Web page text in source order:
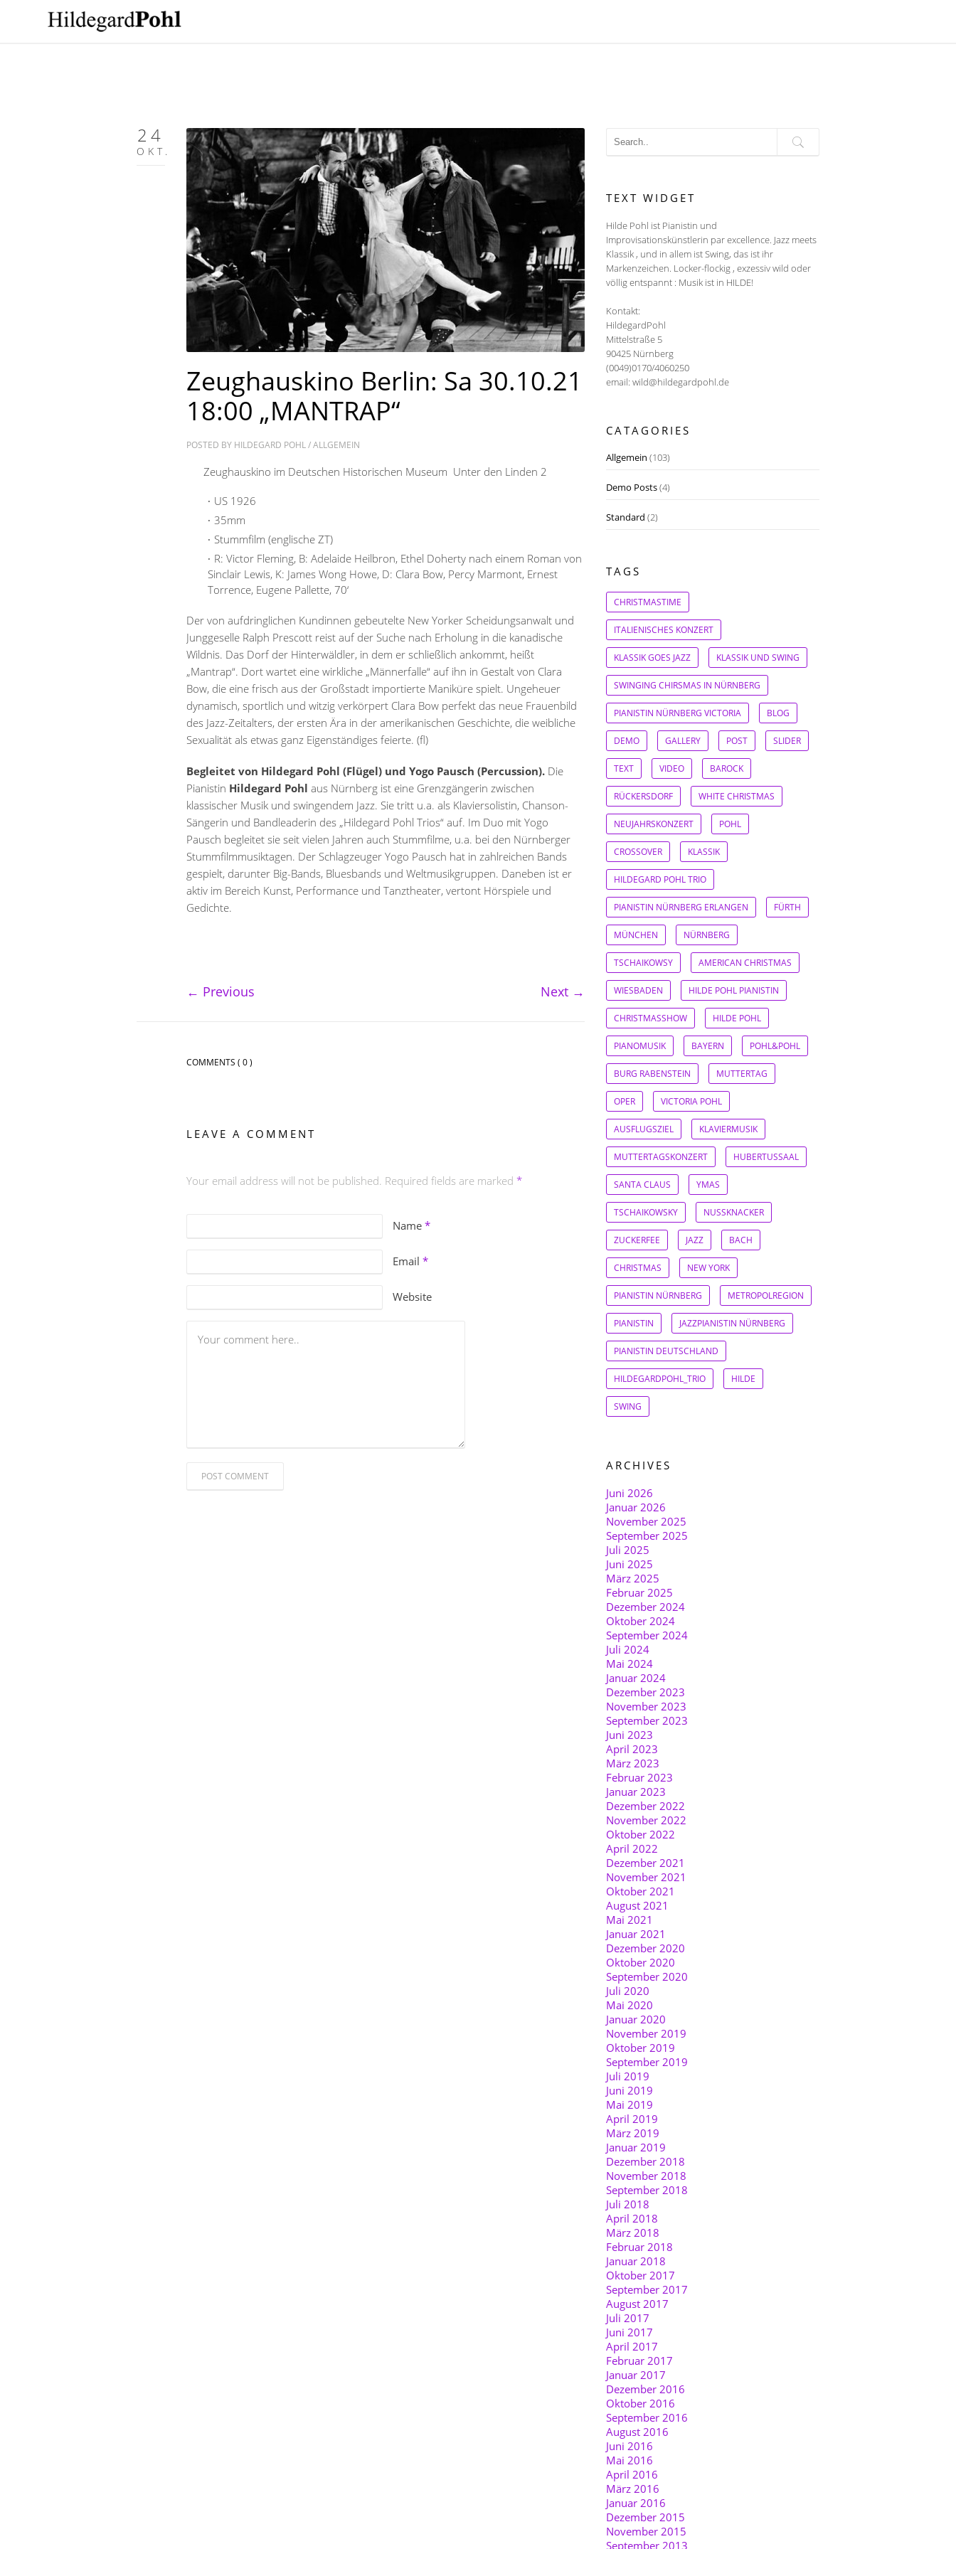
24
OKT.
Zeughauskino Berlin: Sa 30.10.21
18:00 „MANTRAP“
POSTED BY HILDEGARD POHL/ALLGEMEIN
Zeughauskino im Deutschen Historischen Museum Unter den Linden 2
US 1926
35mm
Stummfilm (englische ZT)
R: Victor Fleming, B: Adelaide Heilbron, Ethel Doherty nach einem Roman von
Sinclair Lewis, K: James Wong Howe, D: Clara Bow, Percy Marmont, Ernest
Torrence, Eugene Pallette, 70‘
Der von aufdringlichen Kundinnen gebeutelte New Yorker Scheidungsanwalt und
Junggeselle Ralph Prescott reist auf der Suche nach Erholung in die kanadische
Wildnis. Das Dorf der Hinterwäldler, in dem er schließlich ankommt, heißt
„Mantrap“. Dort wartet eine wirkliche „Männerfalle“ auf ihn in Gestalt von Clara
Bow, die eine frisch aus der Großstadt importierte Maniküre spielt. Ungeheuer
dynamisch, sportlich und witzig verkörpert Clara Bow perfekt das neue Frauenbild
des Jazz-Zeitalters, der ersten Ära in der amerikanischen Geschichte, die weibliche
Sexualität als etwas ganz Eigenständiges feierte. (fl)
Begleitet von Hildegard Pohl (Flügel) und Yogo Pausch (Percussion). Die
Pianistin Hildegard Pohl aus Nürnberg ist eine Grenzgängerin zwischen
klassischer Musik und swingendem Jazz. Sie tritt u.a. als Klaviersolistin, Chanson-
Sängerin und Bandleaderin des „Hildegard Pohl Trios“ auf. Im Duo mit Yogo
Pausch begleitet sie seit vielen Jahren auch Stummfilme, u.a. bei den Nürnberger
Stummfilmmusiktagen. Der Schlagzeuger Yogo Pausch hat in zahlreichen Bands
gespielt, darunter Big-Bands, Bluesbands und Weltmusikgruppen. Daneben ist er
aktiv im Bereich Kunst, Performance und Tanztheater, vertont Hörspiele und
Gedichte.
← Previous Next →
COMMENTS ( 0 )
LEAVE A COMMENT
Your email address will not be published. Required fields are marked *
Name *
Email *
Website
POST COMMENT
TEXT WIDGET
Hilde Pohl ist Pianistin und
Improvisationskünstlerin par excellence. Jazz meets
Klassik , und in allem ist Swing, das ist ihr
Markenzeichen. Locker-flockig , exzessiv wild oder
völlig entspannt : Musik ist in HILDE!
Kontakt:
HildegardPohl
Mittelstraße 5
90425 Nürnberg
(0049)0170/4060250
email: wild@hildegardpohl.de
CATAGORIES
Allgemein (103)
Demo Posts(4)
Standard (2)
TAGS
CHRISTMASTIME
ITALIENISCHES KONZERT
KLASSIK GOES JAZZ KLASSIK UND SWING
SWINGING CHIRSMAS IN NÜRNBERG
PIANISTIN NÜRNBERG VICTORIA BLOG
DEMO GALLERY POST SLIDER
TEXT VIDEO BAROCK
RÜCKERSDORF WHITE CHRISTMAS
NEUJAHRSKONZERT POHL
CROSSOVER KLASSIK
HILDEGARD POHL TRIO
PIANISTIN NÜRNBERG ERLANGEN FÜRTH
MÜNCHEN NÜRNBERG
TSCHAIKOWSY AMERICAN CHRISTMAS
WIESBADEN HILDE POHL PIANISTIN
CHRISTMASSHOW HILDE POHL
PIANOMUSIK BAYERN POHL&POHL
BURG RABENSTEIN MUTTERTAG
OPER VICTORIA POHL
AUSFLUGSZIEL KLAVIERMUSIK
MUTTERTAGSKONZERT HUBERTUSSAAL
SANTA CLAUS YMAS
TSCHAIKOWSKY NUSSKNACKER
ZUCKERFEE JAZZ BACH
CHRISTMAS NEW YORK
PIANISTIN NÜRNBERG METROPOLREGION
PIANISTIN JAZZPIANISTIN NÜRNBERG
PIANISTIN DEUTSCHLAND
HILDEGARDPOHL_TRIO HILDE
SWING
ARCHIVES
Juni 2026
Januar 2026
November 2025
September 2025
Juli 2025
Juni 2025
März 2025
Februar 2025
Dezember 2024
Oktober 2024
September 2024
Juli 2024
Mai 2024
Januar 2024
Dezember 2023
November 2023
September 2023
Juni 2023
April 2023
März 2023
Februar 2023
Januar 2023
Dezember 2022
November 2022
Oktober 2022
April 2022
Dezember 2021
November 2021
Oktober 2021
August 2021
Mai 2021
Januar 2021
Dezember 2020
Oktober 2020
September 2020
Juli 2020
Mai 2020
Januar 2020
November 2019
Oktober 2019
September 2019
Juli 2019
Juni 2019
Mai 2019
April 2019
März 2019
Januar 2019
Dezember 2018
November 2018
September 2018
Juli 2018
April 2018
März 2018
Februar 2018
Januar 2018
Oktober 2017
September 2017
August 2017
Juli 2017
Juni 2017
April 2017
Februar 2017
Januar 2017
Dezember 2016
Oktober 2016
September 2016
August 2016
Juni 2016
Mai 2016
April 2016
März 2016
Januar 2016
Dezember 2015
November 2015
September 2013